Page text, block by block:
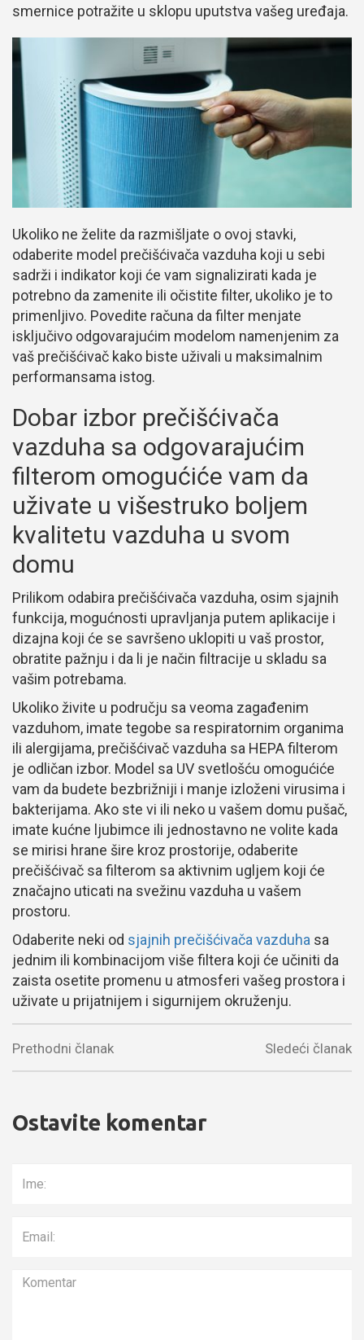
smernice potražite u sklopu uputstva vašeg uređaja.
Ukoliko ne želite da razmišljate o ovoj stavki,
odaberite model prečišćivača vazduha koji u sebi
sadrži i indikator koji će vam signalizirati kada je
potrebno da zamenite ili očistite filter, ukoliko je to
primenljivo. Povedite računa da filter menjate
isključivo odgovarajućim modelom namenjenim za
vaš prečišćivač kako biste uživali u maksimalnim
performansama istog.
Dobar izbor prečišćivača
vazduha sa odgovarajućim
filterom omogućiće vam da
uživate u višestruko boljem
kvalitetu vazduha u svom
domu
Prilikom odabira prečišćivača vazduha, osim sjajnih
funkcija, mogućnosti upravljanja putem aplikacije i
dizajna koji će se savršeno uklopiti u vaš prostor,
obratite pažnju i da li je način filtracije u skladu sa
vašim potrebama.
Ukoliko živite u području sa veoma zagađenim
vazduhom, imate tegobe sa respiratornim organima
ili alergijama, prečišćivač vazduha sa HEPA filterom
je odličan izbor. Model sa UV svetlošću omogućiće
vam da budete bezbrižniji i manje izloženi virusima i
bakterijama. Ako ste vi ili neko u vašem domu pušač,
imate kućne ljubimce ili jednostavno ne volite kada
se mirisi hrane šire kroz prostorije, odaberite
prečišćivač sa filterom sa aktivnim ugljem koji će
značajno uticati na svežinu vazduha u vašem
prostoru.
Odaberite neki od sjajnih prečišćivača vazduha sa
jednim ili kombinacijom više filtera koji će učiniti da
zaista osetite promenu u atmosferi vašeg prostora i
uživate u prijatnijem i sigurnijem okruženju.
Sledeći članak
Prethodni članak
Ostavite komentar